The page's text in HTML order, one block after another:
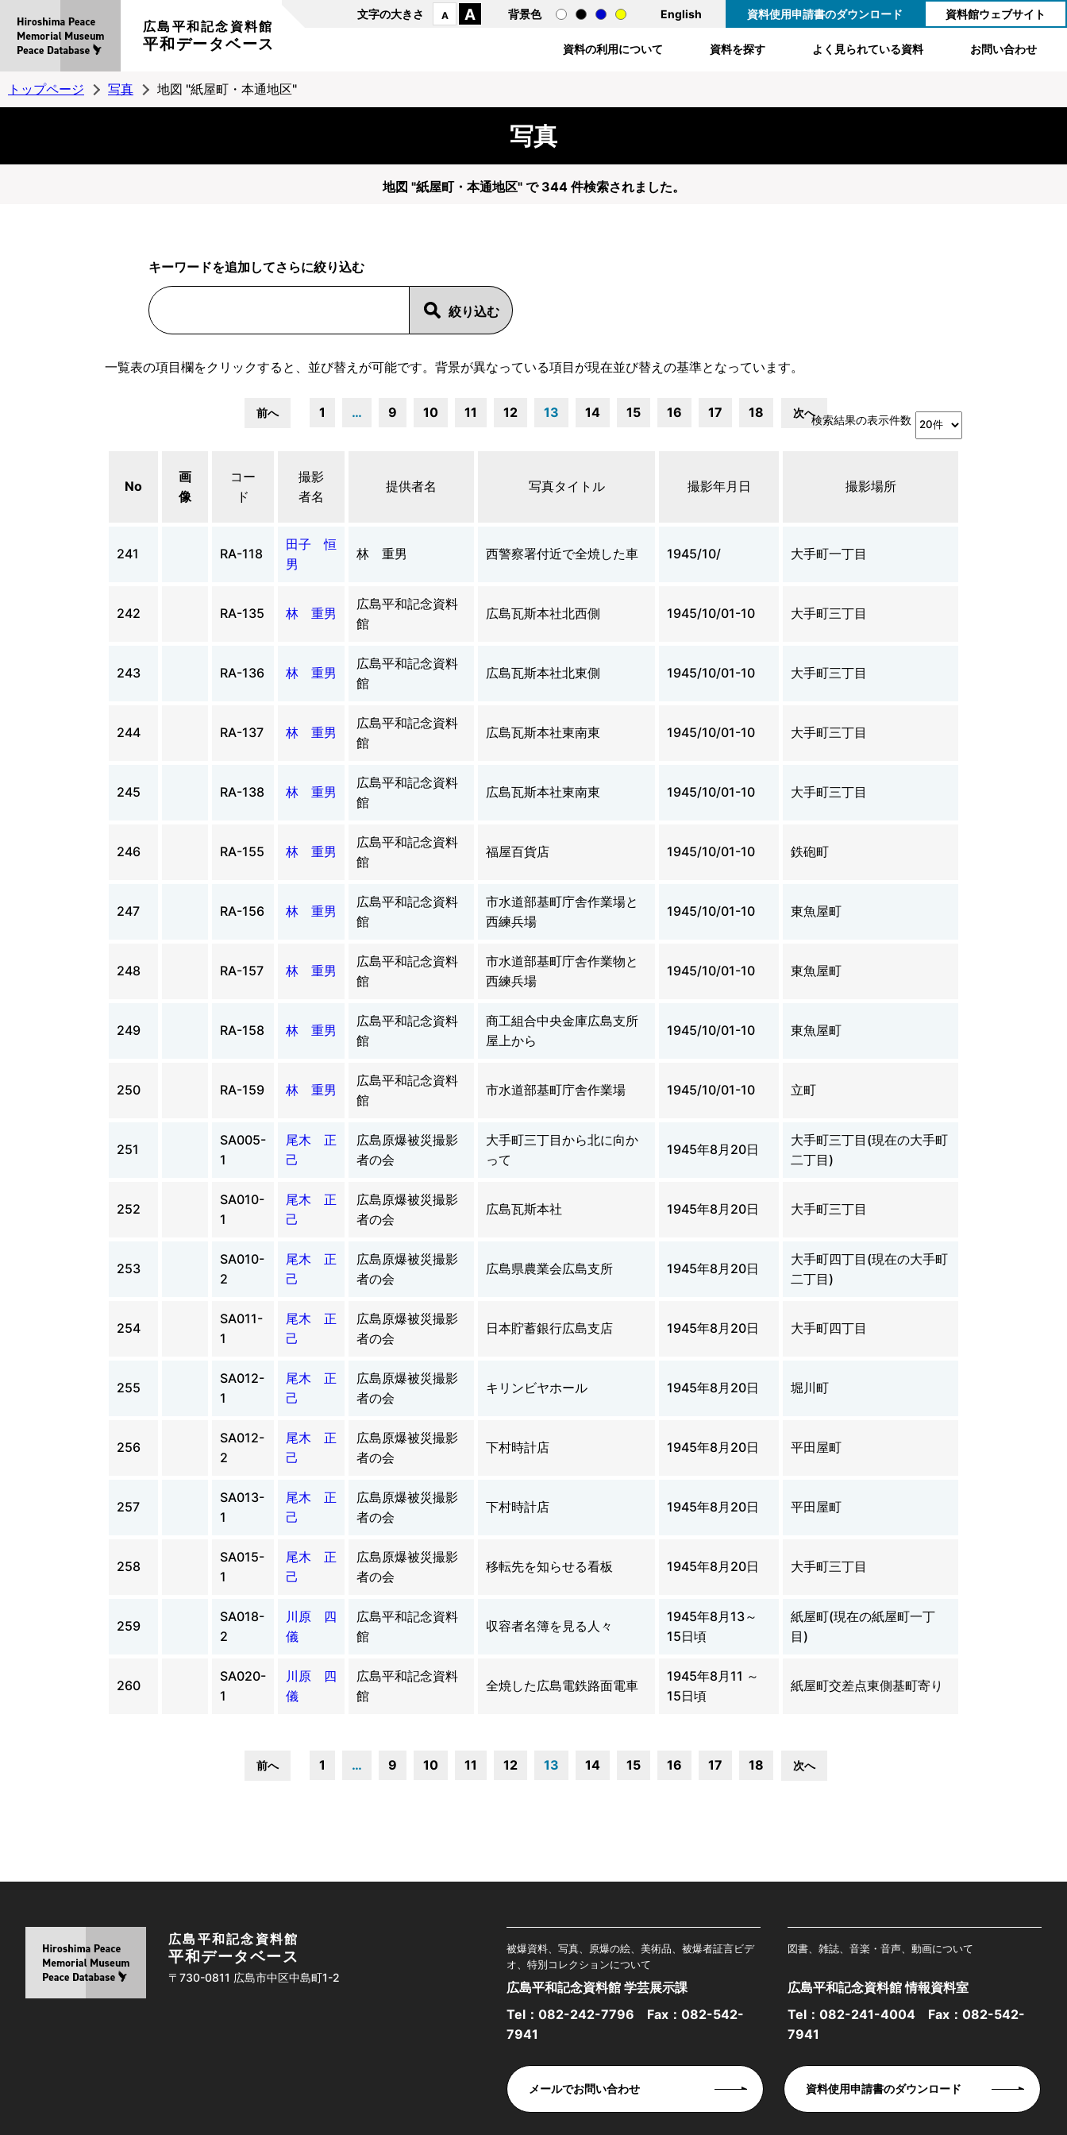
広島平和記念資料館
平和データベース
文字の大きさ A A 背景色 English 資料使用申請書のダウンロード 資料館ウェブサイト
資料の利用について 資料を探す よく見られている資料 お問い合わせ
トップページ 写真 地図 "紙屋町・本通地区"
写真
地図 "紙屋町・本通地区" で 344 件検索されました。
キーワードを追加してさらに絞り込む
一覧表の項目欄をクリックすると、並び替えが可能です。背景が異なっている項目が現在並び替えの基準となっています。
前へ 1 … 9 10 11 12 13 14 15 16 17 18 次へ
検索結果の表示件数
No
画
像
コー
ド
撮影
者名
提供者名 写真タイトル 撮影年月日 撮影場所
241 RA-118
田子 恒
男
林 重男 西警察署付近で全焼した車 1945/10/ 大手町一丁目
242 RA-135 林 重男
広島平和記念資料
館
広島瓦斯本社北西側 1945/10/01-10 大手町三丁目
243 RA-136 林 重男
広島平和記念資料
館
広島瓦斯本社北東側 1945/10/01-10 大手町三丁目
244 RA-137 林 重男
広島平和記念資料
館
広島瓦斯本社東南東 1945/10/01-10 大手町三丁目
245 RA-138 林 重男
広島平和記念資料
館
広島瓦斯本社東南東 1945/10/01-10 大手町三丁目
246 RA-155 林 重男
広島平和記念資料
館
福屋百貨店 1945/10/01-10 鉄砲町
247 RA-156 林 重男
広島平和記念資料
館
市水道部基町庁舎作業場と
西練兵場
1945/10/01-10 東魚屋町
248 RA-157 林 重男
広島平和記念資料
館
市水道部基町庁舎作業物と
西練兵場
1945/10/01-10 東魚屋町
249 RA-158 林 重男
広島平和記念資料
館
商工組合中央金庫広島支所
屋上から
1945/10/01-10 東魚屋町
250 RA-159 林 重男
広島平和記念資料
館
市水道部基町庁舎作業場 1945/10/01-10 立町
251
SA005-
1
尾木 正
己
広島原爆被災撮影
者の会
大手町三丁目から北に向か
って
1945年8月20日
大手町三丁目(現在の大手町
二丁目)
252
SA010-
1
尾木 正
己
広島原爆被災撮影
者の会
広島瓦斯本社 1945年8月20日 大手町三丁目
253
SA010-
2
尾木 正
己
広島原爆被災撮影
者の会
広島県農業会広島支所 1945年8月20日
大手町四丁目(現在の大手町
二丁目)
254
SA011-
1
尾木 正
己
広島原爆被災撮影
者の会
日本貯蓄銀行広島支店 1945年8月20日 大手町四丁目
255
SA012-
1
尾木 正
己
広島原爆被災撮影
者の会
キリンビヤホール 1945年8月20日 堀川町
256
SA012-
2
尾木 正
己
広島原爆被災撮影
者の会
下村時計店 1945年8月20日 平田屋町
257
SA013-
1
尾木 正
己
広島原爆被災撮影
者の会
下村時計店 1945年8月20日 平田屋町
258
SA015-
1
尾木 正
己
広島原爆被災撮影
者の会
移転先を知らせる看板 1945年8月20日 大手町三丁目
259
SA018-
2
川原 四
儀
広島平和記念資料
館
収容者名簿を見る人々
1945年8月13～
15日頃
紙屋町(現在の紙屋町一丁
目)
260
SA020-
1
川原 四
儀
広島平和記念資料
館
全焼した広島電鉄路面電車
1945年8月11 ～
15日頃
紙屋町交差点東側基町寄り
前へ 1 … 9 10 11 12 13 14 15 16 17 18 次へ
広島平和記念資料館
平和データベース
〒730-0811 広島市中区中島町1-2
被爆資料、写真、原爆の絵、美術品、被爆者証言ビデ
オ、特別コレクションについて
広島平和記念資料館 学芸展示課
Tel： 082-242-7796 Fax：082-542-
7941
図書、雑誌、音楽・音声、動画について
広島平和記念資料館 情報資料室
Tel： 082-241-4004 Fax：082-542-
7941
メールでお問い合わせ 資料使用申請書のダウンロード